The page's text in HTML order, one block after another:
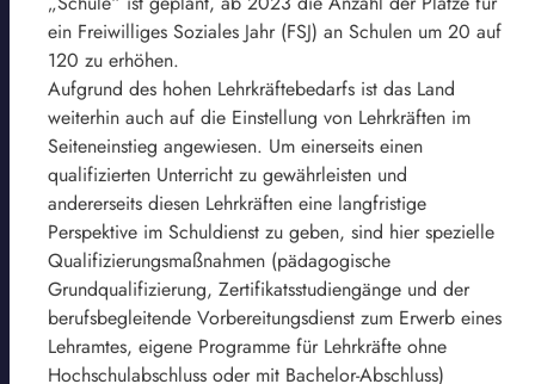
ein Freiwilliges Soziales Jahr (FSJ) an Schulen um 20 auf
120 zu erhöhen.
Aufgrund des hohen Lehrkräftebedarfs ist das Land
weiterhin auch auf die Einstellung von Lehrkräften im
Seiteneinstieg angewiesen. Um einerseits einen
qualifizierten Unterricht zu gewährleisten und
andererseits diesen Lehrkräften eine langfristige
Perspektive im Schuldienst zu geben, sind hier spezielle
Qualifizierungsmaßnahmen (pädagogische
Grundqualifizierung, Zertifikatsstudiengänge und der
berufsbegleitende Vorbereitungsdienst zum Erwerb eines
Lehramtes, eigene Programme für Lehrkräfte ohne
Hochschulabschluss oder mit Bachelor-Abschluss)